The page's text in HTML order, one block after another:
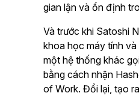
gian lận và ổn định
Và trước khi Satoshi
khoa học máy tính
một hệ thống khác
bằng cách nhận
of Work. Đổi lại, tạo